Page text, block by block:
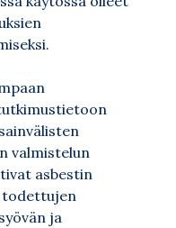
valmistelun
asbestin
todettujen
ja